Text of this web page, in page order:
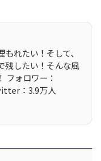
れたい！そして、
残したい！そんな風
フォロワー：
：3.9万人